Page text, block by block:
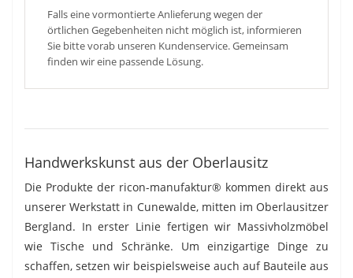
Falls eine vormontierte Anlieferung wegen der
örtlichen Gegebenheiten nicht möglich ist, informieren
Sie bitte vorab unseren Kundenservice. Gemeinsam
finden wir eine passende Lösung.
Handwerkskunst aus der Oberlausitz
Die Produkte der ricon-manufaktur® kommen direkt aus
unserer Werkstatt in Cunewalde, mitten im Oberlausitzer
Bergland. In erster Linie fertigen wir Massivholzmöbel
wie Tische und Schränke. Um einzigartige Dinge zu
schaffen, setzen wir beispielsweise auch auf Bauteile aus